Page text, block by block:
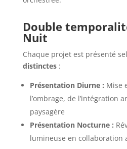
Double
Nuit
Chaque projet est présenté
distinctes:
Présentation Diurne : Mise
l’ombrage, de l’intégration
paysagère
Présentation Nocturne :
lumineuse en collaboration